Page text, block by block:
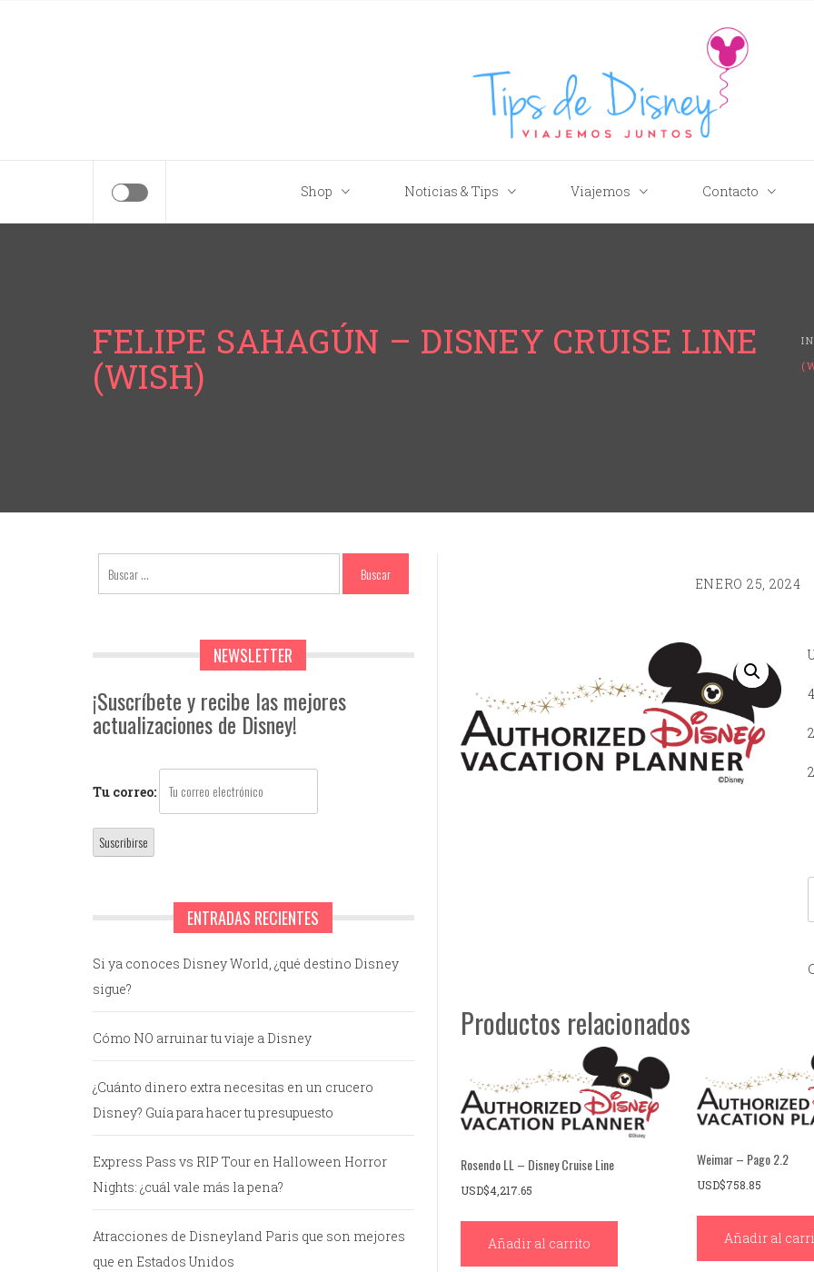
Tips de Disney
Shop
Noticias & Tips Viajemos Contacto
FELIPE SAHAGÚN – DISNEY CRUISE LINE
(WISH)
ENERO 25, 2024
Productos relacionados
Rosendo LL – Disney Cruise Line
USD$4,217.65
Añadir al carrito
Weimar – Pago 2.2
USD$758.85
Añadir al
NEWSLETTER
¡Suscríbete y recibe las mejores
actualizaciones de Disney!
Tu correo:
ENTRADAS RECIENTES
Si ya conoces Disney World, ¿qué destino Disney
sigue?
Cómo NO arruinar tu viaje a Disney
¿Cuánto dinero extra necesitas en un crucero
Disney? Guía para hacer tu presupuesto
Express Pass vs RIP Tour en Halloween Horror
Nights: ¿cuál vale más la pena?
Atracciones de Disneyland Paris que son mejores
que en Estados Unidos